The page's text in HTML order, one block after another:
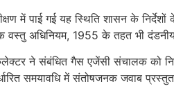
में पाई गई यह स्थिति शासन के
अधिनियम, 1955 के तहत भी दंडनीय
ने संबंधित गैस एजेंसी संचालक को
समयावधि में संतोषजनक जवाब